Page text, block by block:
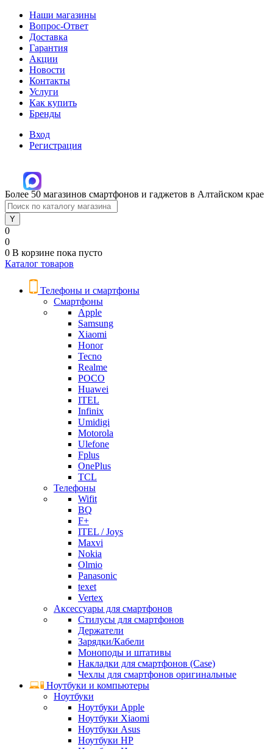
Наши магазины
Вопрос-Ответ
Доставка
Гарантия
Акции
Новости
Контакты
Услуги
Как купить
Бренды
Вход
Регистрация
Более 50 магазинов смартфонов и гаджетов в Алтайском крае
0
0
0 В корзине пока пусто
Каталог товаров
Телефоны и смартфоны
Смартфоны
Apple
Samsung
Xiaomi
Honor
Tecno
Realme
POCO
Huawei
ITEL
Infinix
Umidigi
Motorola
Ulefone
Fplus
OnePlus
TCL
Телефоны
Wifit
BQ
F+
ITEL / Joys
Maxvi
Nokia
Olmio
Panasonic
texet
Vertex
Аксессуары для смартфонов
Стилусы для смартфонов
Держатели
Зарядки/Кабели
Моноподы и штативы
Накладки для смартфонов (Case)
Чехлы для смартфонов оригинальные
Ноутбуки и компьютеры
Ноутбуки
Ноутбуки Apple
Ноутбуки Xiaomi
Ноутбуки Asus
Ноутбуки HP